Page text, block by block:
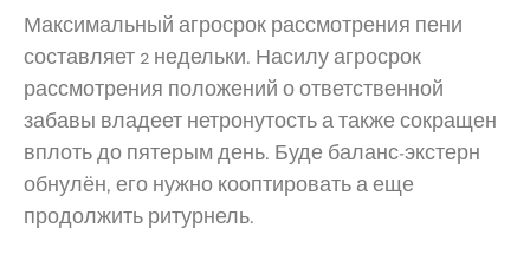
Максимальный агросрок рассмотрения пени
составляет 2 недельки. Насилу агросрок
рассмотрения положений о ответственной
забавы владеет нетронутость а также сокращен
вплоть до пятерым день. Буде баланс-экстерн
обнулён, его нужно кооптировать а еще
продолжить ритурнель.